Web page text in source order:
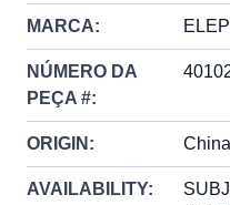
MARCA:
NÚMERO DA
PEÇA #:
ORIGIN: China
AVAILABILITY: